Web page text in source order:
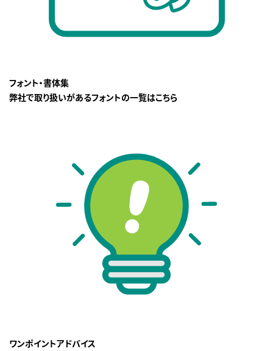
フォント・書体集
弊社で取り扱いがあるフォントの一覧はこちら
ワンポイントアドバイス